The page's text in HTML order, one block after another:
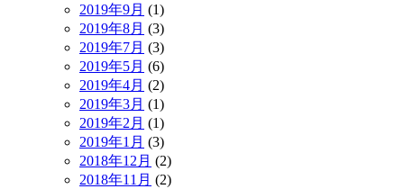
2019年9月 (1)
2019年8月 (3)
2019年7月 (3)
2019年5月 (6)
2019年4月 (2)
2019年3月 (1)
2019年2月 (1)
2019年1月 (3)
2018年12月 (2)
2018年11月 (2)